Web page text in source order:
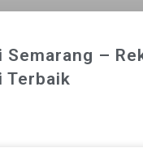
Semarang –
Terbaik